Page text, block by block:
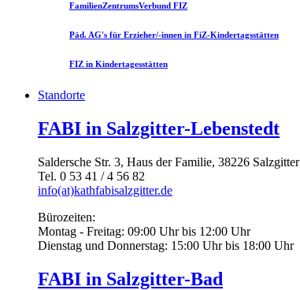
FamilienZentrumsVerbund FIZ
Päd. AG's für Erzieher/-innen in FiZ-Kindertagsstätten
FIZ in Kindertagesstätten
Standorte
FABI in Salzgitter-Lebenstedt
Saldersche Str. 3, Haus der Familie, 38226 Salzgitter
Tel. 0 53 41 / 4 56 82
info(at)kathfabisalzgitter.de
Bürozeiten:
Montag - Freitag: 09:00 Uhr bis 12:00 Uhr
Dienstag und Donnerstag: 15:00 Uhr bis 18:00 Uhr
FABI in Salzgitter-Bad